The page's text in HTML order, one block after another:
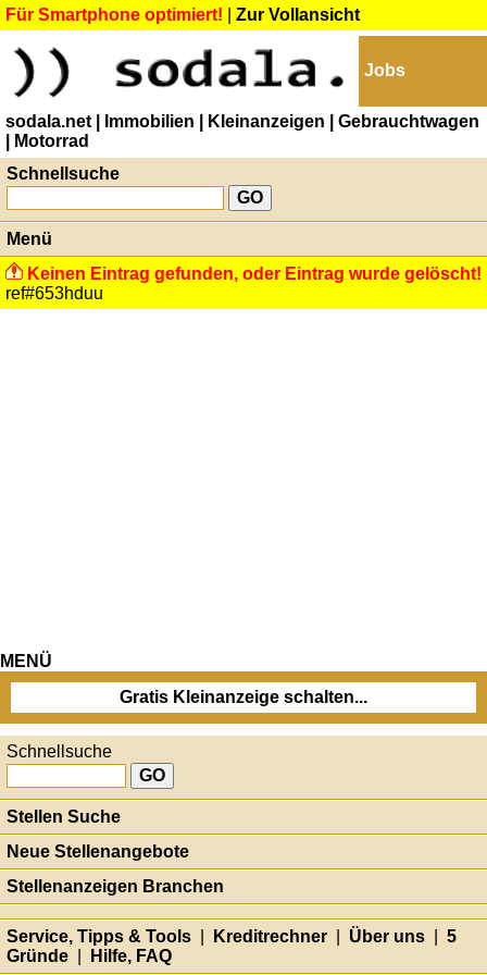
Für Smartphone optimiert! Zur Vollansicht
Jobs
sodala.net | Immobilien | Kleinanzeigen
| Gebrauchtwagen
| Motorrad
Schnellsuche
Menü
Keinen Eintrag gefunden, oder Eintrag wurde gelöscht!
ref#653hduu
MENÜ
Gratis Kleinanzeige schalten...
Schnellsuche
Stellen Suche
Neue Stellenangebote
Stellenanzeigen Branchen
Service, Tipps & Tools Kreditrechner Über uns
5
Gründe
Hilfe, FAQ